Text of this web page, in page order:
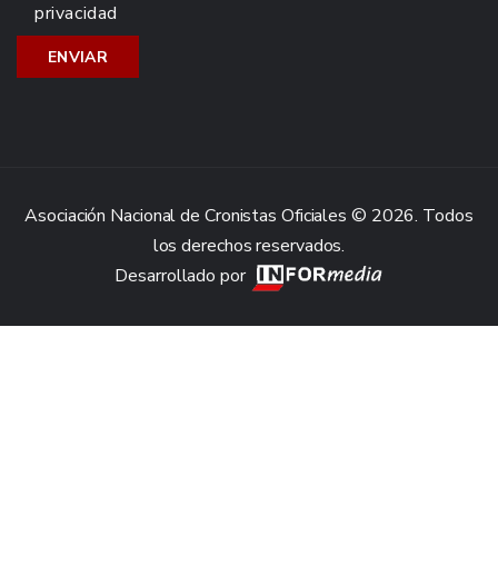
privacidad
Asociación Nacional de Cronistas Oficiales © 2026. Todos
los derechos reservados.
Desarrollado por